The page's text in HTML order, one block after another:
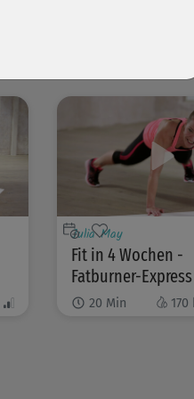
Julia May
Fit in 4 Wochen -
Fatburner-Express
20 Min 170